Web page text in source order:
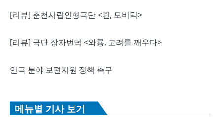
[리뷰] 춘천시립인형극단 <흰, 모비딕>
[리뷰] 극단 장자번덕 <와룡, 고려를 깨우다>
연극 분야 보편지원 정책 촉구
메뉴별 기사 보기